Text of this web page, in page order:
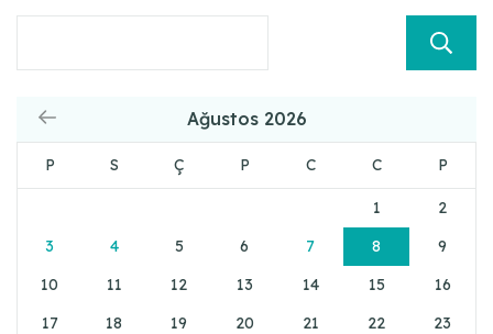
Ağustos 2026
P S Ç P C C P
1
2
3
4 5 6 7 8
9
10
11 12 13 14 15
16
17
18 19 20 21 22
23